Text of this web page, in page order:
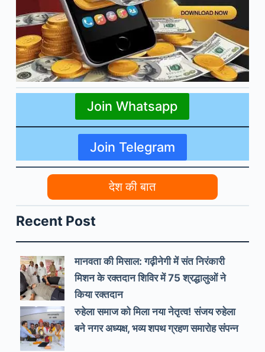
Join Whatsapp
Join Telegram
देश की बात
Recent Post
मानवता की मिसाल: गढ़ीनेगी में संत निरंकारी
मिशन के रक्तदान शिविर में 75 श्रद्धालुओं ने
किया रक्तदान
रुहेला समाज को मिला नया नेतृत्व! संजय रुहेला
बने नगर अध्यक्ष, भव्य शपथ ग्रहण समारोह संपन्न